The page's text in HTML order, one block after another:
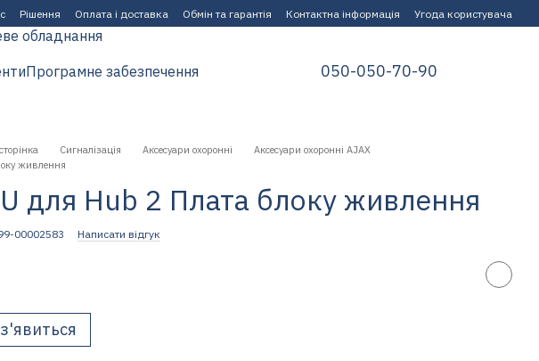
Рішення Оплата і доставка Обмін та гарантія Контактна інформація Угода користувача
обладнання
Програмне забезпечення
050-050-70-90
Сигналізація Аксесуари охоронні
Аксесуари охоронні AJAX
живлення
для Hub 2 Плата блоку живлення
00002583 Написати відгук